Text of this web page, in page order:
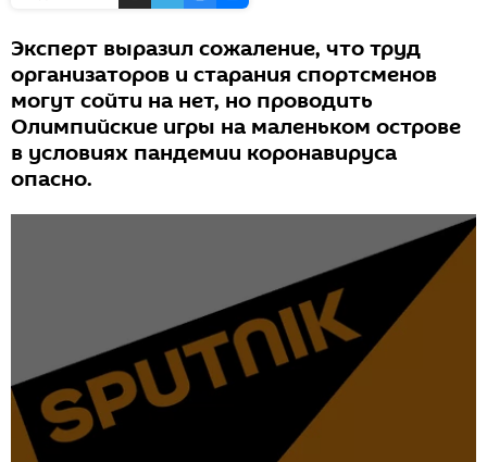
Эксперт выразил сожаление, что труд
организаторов и старания спортсменов
могут сойти на нет, но проводить
Олимпийские игры на маленьком острове
в условиях пандемии коронавируса
опасно.